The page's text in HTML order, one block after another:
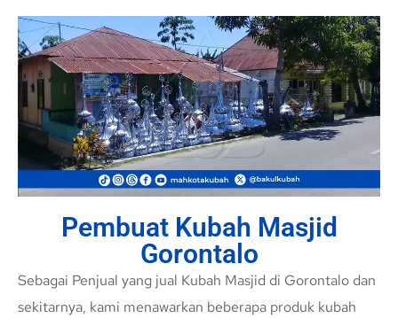
Pembuat Kubah Masjid
Gorontalo
Sebagai Penjual yang jual Kubah Masjid di Gorontalo dan
sekitarnya, kami menawarkan beberapa produk kubah